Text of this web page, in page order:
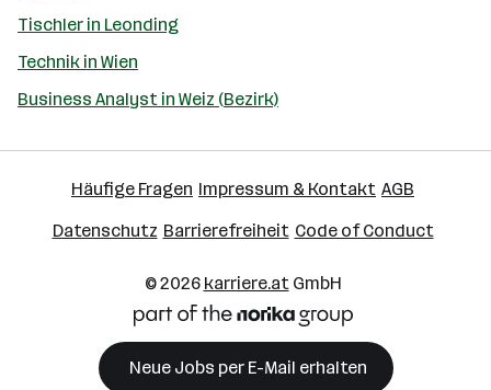
Tischler in Leonding
Technik in Wien
Business Analyst in Weiz (Bezirk)
Häufige Fragen Impressum & Kontakt AGB
Datenschutz Barrierefreiheit Code of Conduct
© 2026 karriere.atGmbH
Neue Jobs per E-Mail erhalten